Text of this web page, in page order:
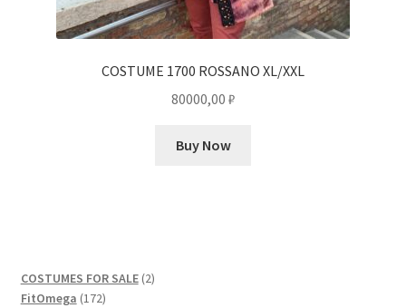
COSTUME 1700 ROSSANO XL/XXL
80000,00 ₽
Buy Now
COSTUMES FOR SALE 22
FitOmega 172172